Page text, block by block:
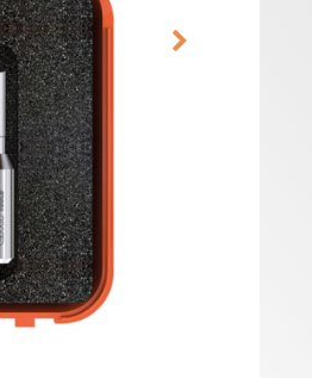
PLAQUETTES
RÉVERSIBLES ET
PORTE-OUTILS